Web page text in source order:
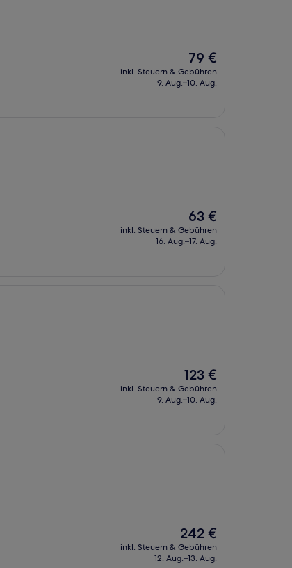
Der
Preis
beträgt
79 €
inkl. Steuern & Gebühren
9. Aug.–10. Aug.
Der
Preis
beträgt
63 €
inkl. Steuern & Gebühren
16. Aug.–17. Aug.
Der
Preis
beträgt
123 €
inkl. Steuern & Gebühren
9. Aug.–10. Aug.
Der
Preis
beträgt
242 €
inkl. Steuern & Gebühren
12. Aug.–13. Aug.